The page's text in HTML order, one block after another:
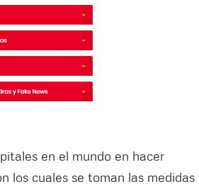
en el mundo en hacer
los cuales se toman las medidas